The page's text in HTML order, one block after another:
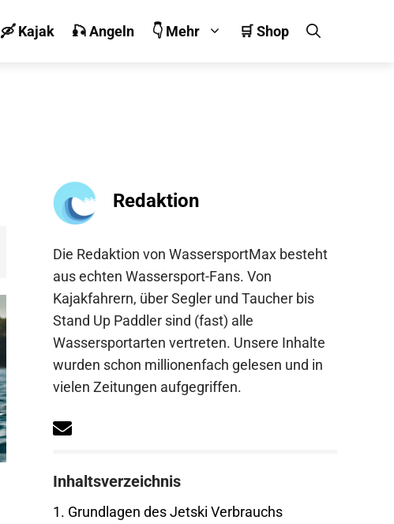
🛶 Kajak 🎣 Angeln 👇 Mehr 🛒 Shop
Redaktion
Die Redaktion von WassersportMax besteht
aus echten Wassersport-Fans. Von
Kajakfahrern, über Segler und Taucher bis
Stand Up Paddler sind (fast) alle
Wassersportarten vertreten. Unsere Inhalte
wurden schon millionenfach gelesen und in
vielen Zeitungen aufgegriffen.
Inhaltsverzeichnis
1. Grundlagen des Jetski Verbrauchs